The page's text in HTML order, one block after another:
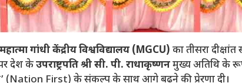
महात्मा गांधी केंद्रीय विश्वविद्यालय (MGCU) का तीसरा
देश केउपराष्ट्रपति श्री सी. पी. राधाकृष्णनमुख्य अतिथि के रूप
(Nation First) के संकल्प के साथ आगे बढ़ने की प्रेरणा दी।